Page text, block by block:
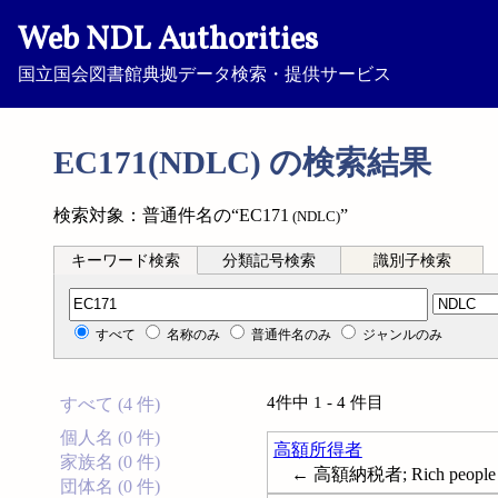
Web NDL Authorities
国立国会図書館典拠データ検索・提供サービス
EC171(NDLC) の検索結果
検索対象：普通件名の“EC171 (NDLC)”
キーワード検索 分類記号検索 識別子検索
分類記号検索
すべて 名称のみ 普通件名のみ ジャンルのみ
すべて (4 件)
個人名 (0 件)
家族名 (0 件)
団体名 (0 件)
4件中 1 - 4 件目
高額所得者
← 高額納税者; Rich people